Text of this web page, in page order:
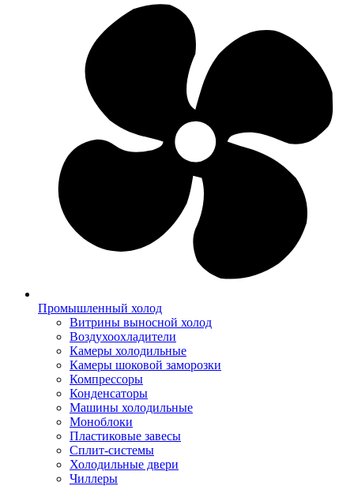
Промышленный холод
Витрины выносной холод
Воздухоохладители
Камеры холодильные
Камеры шоковой заморозки
Компрессоры
Конденсаторы
Машины холодильные
Моноблоки
Пластиковые завесы
Сплит-системы
Холодильные двери
Чиллеры